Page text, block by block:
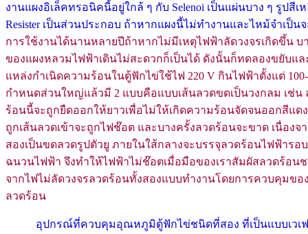
งานแผงอิเล็คทรอนิคนี้อยู่ใกล้ ๆ กับ Selenoi เป็นแผ่นบาง ๆ รูปสี
Resister เป็นส่วนประกอบ ถ้าหากแผงนี้ไม่ทำงานและไหม้จำเป็น
การใช้งานได้นานหลายปีถ้าหากไม่มีเหตุไฟฟ้าลัดวงจรเกิดขึ้น บ
ของแผงหลวมไฟฟ้าเดินไม่สะดวกก็เป็นได้ ดังนั้นก็ทดลองขยับแ
แหล่งกำเนิดความร้อนในตู้ฟักไข่ใช้ไฟ 220 V กินไฟฟ้าตั้งแต่
กำหนดส่วนใหญ่แล้วมี 2 แบบคือแบบเส้นลวดขดเป็นวงกลม เช่
ร้อนนี้จะถูกยืดออกให้ยาวเพื่อไม่ให้เกิดความร้อนจัดจนออกสีแ
ถูกเส้นลวดเข้าจะถูกไฟช๊อต และบางครั้งลวดร้อนจะขาด เนื่อง
สองเป็นขดลวดรูปตัวยู ภายในใส้กลางจะบรรจุลวดร้อนไฟฟ้าร
ฉนวนไฟฟ้า จึงทำให้ไฟฟ้าไม่ช๊อตเมื่อมือของเราสัมผัสลวดร้อ
จากไฟไม่ลัดวงจรลวดร้อนทั้งสองแบบทำงานโดยการควบคุมขอ
ลวดร้อน
อุปกรณ์ที่ควบคุมอุณหภูมิตู้ฟักไข่ชนิดที่สอง ที่เป็นแบบเวเฟอ